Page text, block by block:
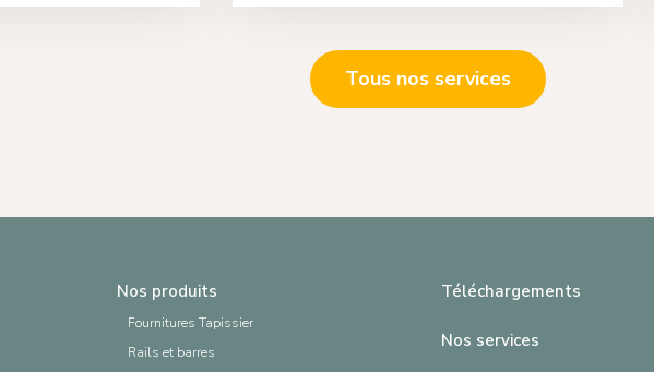
Tous nos services
Nos produits
Fournitures Tapissier
Rails et barres
Téléchargements
Nos services